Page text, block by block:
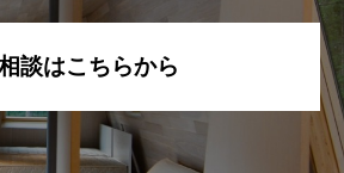
談はこちらから